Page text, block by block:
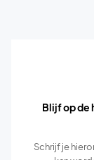
Blijf op de
Schrijf je